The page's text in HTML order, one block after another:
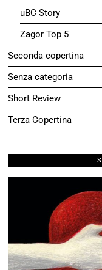
uBC Story
Zagor Top 5
Seconda copertina
Senza categoria
Short Review
Terza Copertina